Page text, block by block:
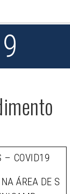
– COVID19
ÁREA DE S